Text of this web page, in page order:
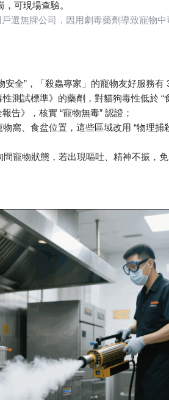
，可現場查驗。
選無牌公司，因用劇毒藥劑導致寵物中
安全” ，「殺蟲專家」的寵物友好服務有
性測試標準》的藥劑，對貓狗毒性低於 “
告》，核實 “寵物無毒” 認證；
物窩、食盆位置，這些區域改用 “物理捕
問寵物狀態，若出現嘔吐、精神不振，